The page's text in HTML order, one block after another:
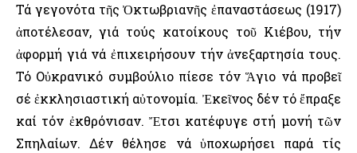
Τά γεγονότα τῆς Ὀκτωβριανῆς ἐπαναστάσεως (1917)
ἀποτέλεσαν, γιά τούς κατοίκους τοῦ Κιέβου, τήν
ἀφορμή γιά νά ἐπιχειρήσουν τήν ἀνεξαρτησία τους.
Τό Οὐκρανικό συμβούλιο πίεσε τόν Ἅγιο νά προβεῖ
σέ ἐκκλησιαστική αὐτονομία. Ἐκεῖνος δέν τό ἔπραξε
καί τόν ἐκθρόνισαν. Ἔτσι κατέφυγε στή μονή τῶν
Σπηλαίων. Δέν θέλησε νά ὑποχωρήσει παρά τίς